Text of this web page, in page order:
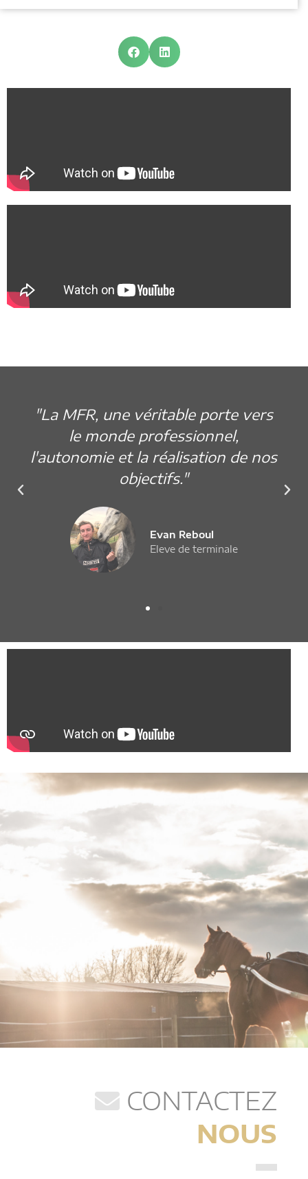
"La MFR, une véritable porte vers
le monde professionnel,
l'autonomie et la réalisation de nos
objectifs."
Evan Reboul
Eleve de terminale
CONTACTEZ
NOUS